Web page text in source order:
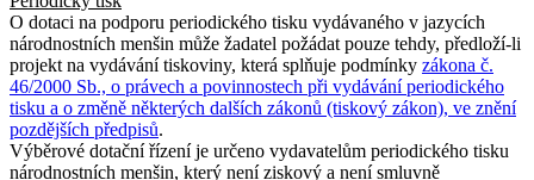
O dotaci na podporu periodického tisku vydávaného v jazycích
národnostních menšin může žadatel požádat pouze tehdy, předloží-li
projekt na vydávání tiskoviny, která splňuje podmínky zákona č.
46/2000 Sb., o právech a povinnostech při vydávání periodického
tisku a o změně některých dalších zákonů (tiskový zákon), ve znění
pozdějších předpisů.
Výběrové dotační řízení je určeno vydavatelům periodického tisku
národnostních menšin, který není ziskový a není smluvně